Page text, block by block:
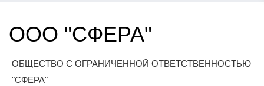
ООО "СФЕРА"
ОБЩЕСТВО С ОГРАНИЧЕННОЙ ОТВЕТСТВЕННОСТЬЮ
"СФЕРА"